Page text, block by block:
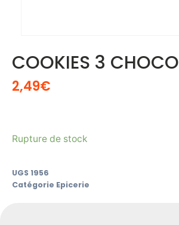
COOKIES 3 CHOCO
2,49€
Rupture de stock
UGS 1956
Catégorie Epicerie